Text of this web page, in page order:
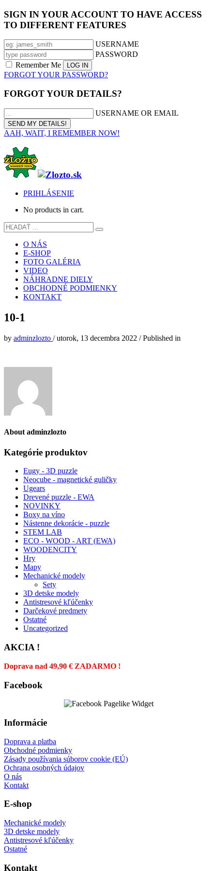
SIGN IN YOUR ACCOUNT TO HAVE ACCESS
TO DIFFERENT FEATURES
USERNAME
PASSWORD
Remember Me
FORGOT YOUR PASSWORD?
FORGOT YOUR DETAILS?
USERNAME OR EMAIL
AAH, WAIT, I REMEMBER NOW!
PRIHLÁSENIE
No products in cart.
O NÁS
E-SHOP
FOTO GALÉRIA
VIDEO
NÁHRADNE DIELY
OBCHODNÉ PODMIENKY
KONTAKT
10-1
by adminzlozto /utorok, 13 decembra 2022 /Published in
About adminzlozto
Kategórie produktov
Eugy - 3D puzzle
Neocube - magnetické guličky
Ugears
Drevené puzzle - EWA
NOVINKY
Boxy na víno
Nástenne dekorácie - puzzle
STEM LAB
ECO - WOOD - ART (EWA)
WOODENCITY
Hry
Mapy
Mechanické modely
Sety
3D detske modely
Antistresové kľúčenky
Darčekové predmety
Ostatné
Uncategorized
AKCIA !
Doprava nad 49,90 € ZADARMO !
Facebook
Informácie
Doprava a platba
Obchodné podmienky
Zásady používania súborov cookie (EÚ)
Ochrana osobných údajov
O nás
Kontakt
E-shop
Mechanické modely
3D detske modely
Antistresové kľúčenky
Ostatné
Kontakt